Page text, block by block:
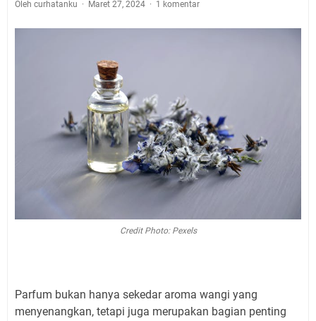
Oleh curhatanku Maret 27, 2024 1 komentar
Credit Photo: Pexels
Parfum bukan hanya sekedar aroma wangi yang
menyenangkan, tetapi juga merupakan bagian penting